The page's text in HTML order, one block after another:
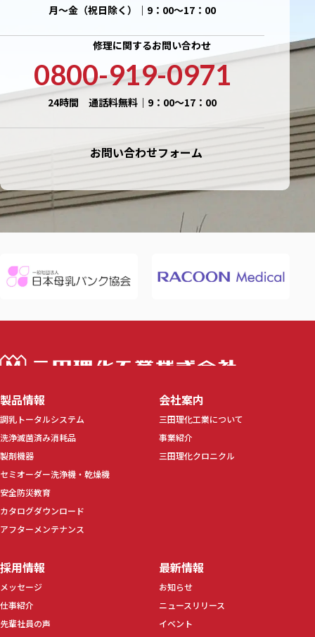
月〜金（祝日除く）｜9：00〜17：00
修理に関するお問い合わせ
0800-919-0971
24時間 通話料無料｜9：00〜17：00
お問い合わせフォーム
製品情報
調乳トータルシステム
洗浄滅菌済み消耗品
製剤機器
セミオーダー洗浄機・乾燥機
安全防災教育
カタログダウンロード
アフターメンテナンス
会社案内
三田理化工業について
事業紹介
三田理化クロニクル
採用情報
メッセージ
仕事紹介
先輩社員の声
最新情報
お知らせ
ニュースリリース
イベント